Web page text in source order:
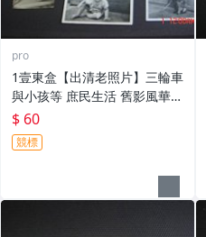
pro
1壹東盒【出清老照片】三輪車
與小孩等 庶民生活 舊影風華 1
0張
$ 60
競標